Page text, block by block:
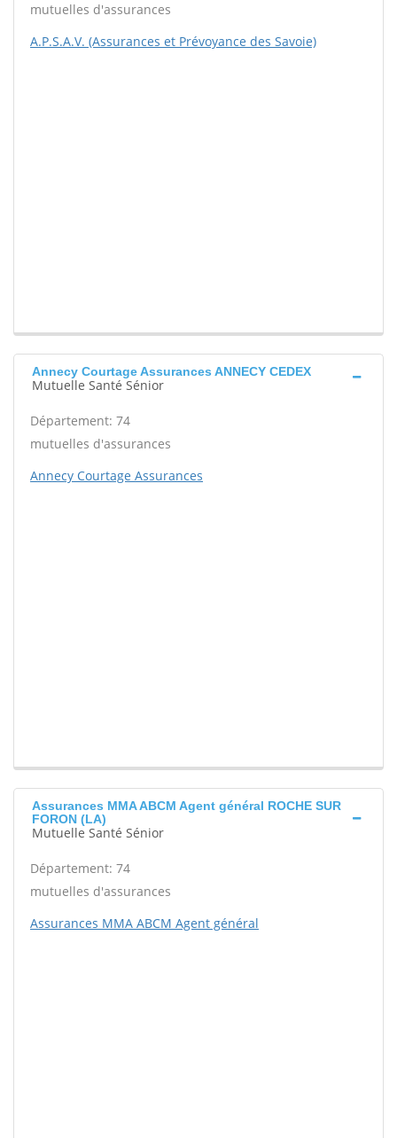
mutuelles d'assurances
A.P.S.A.V. (Assurances et Prévoyance des Savoie)
Annecy Courtage Assurances ANNECY CEDEX
Mutuelle Santé Sénior
Département: 74
mutuelles d'assurances
Annecy Courtage Assurances
Assurances MMA ABCM Agent général ROCHE SUR
FORON (LA)
Mutuelle Santé Sénior
Département: 74
mutuelles d'assurances
Assurances MMA ABCM Agent général